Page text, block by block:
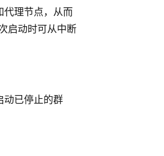
代理节点，从而
启动时可从中断
动已停止的群